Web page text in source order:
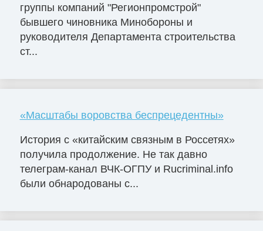
группы компаний "Регионпромстрой"
бывшего чиновника Минобороны и
руководителя Департамента строительства
ст...
«Масштабы воровства беспрецедентны»
История с «китайским связным в Россетях»
получила продолжение. Не так давно
телеграм-канал ВЧК-ОГПУ и Rucriminal.info
были обнародованы с...